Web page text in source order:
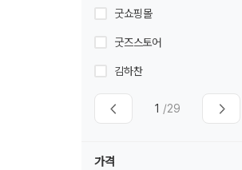
굿쇼핑몰
굿즈스토어
김하찬
1 /29
가격